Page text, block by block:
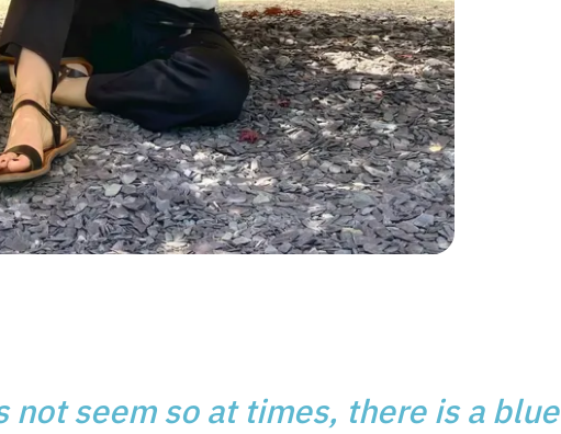
not seem so at times, there is a blue